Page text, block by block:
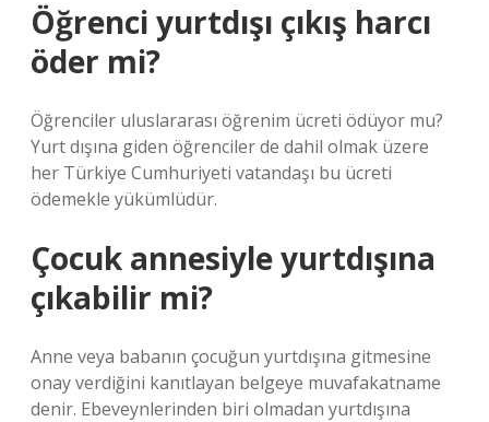
Öğrenci yurtdışı çıkış harcı
öder mi?
Öğrenciler uluslararası öğrenim ücreti ödüyor mu?
Yurt dışına giden öğrenciler de dahil olmak üzere
her Türkiye Cumhuriyeti vatandaşı bu ücreti
ödemekle yükümlüdür.
Çocuk annesiyle yurtdışına
çıkabilir mi?
Anne veya babanın çocuğun yurtdışına gitmesine
onay verdiğini kanıtlayan belgeye muvafakatname
denir. Ebeveynlerinden biri olmadan yurtdışına